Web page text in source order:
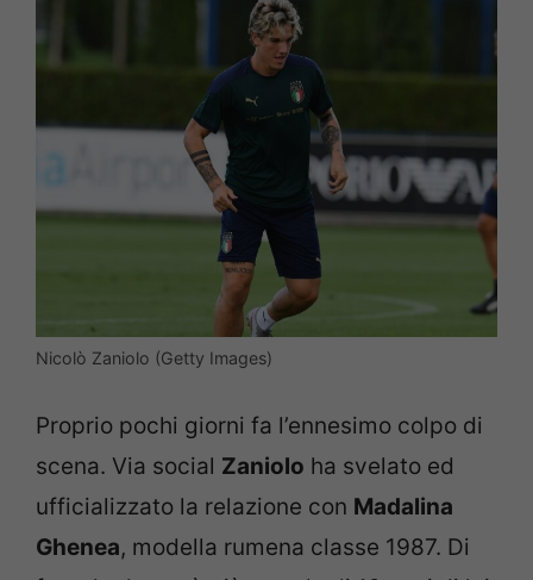
Nicolò Zaniolo (Getty Images)
Proprio pochi giorni fa l’ennesimo colpo di
scena. Via social Zaniolo ha svelato ed
ufficializzato la relazione con Madalina
Ghenea, modella rumena classe 1987. Di